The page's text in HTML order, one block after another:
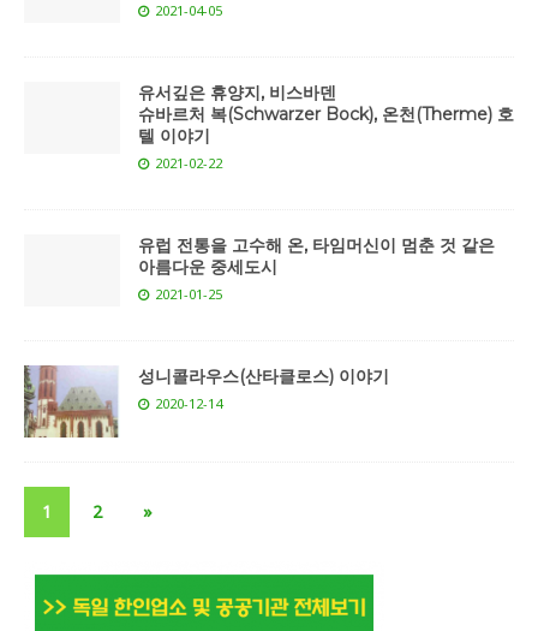
2021-04-05
유서깊은 휴양지, 비스바덴
슈바르처 복(Schwarzer Bock), 온천(Therme) 호
텔 이야기
2021-02-22
유럽 전통을 고수해 온, 타임머신이 멈춘 것 같은
아름다운 중세도시
2021-01-25
성니콜라우스(산타클로스) 이야기
2020-12-14
1 2 »